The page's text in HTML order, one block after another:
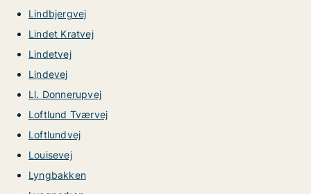
Lindbjergvej
Lindet Kratvej
Lindetvej
Lindevej
Ll. Donnerupvej
Loftlund Tværvej
Loftlundvej
Louisevej
Lyngbakken